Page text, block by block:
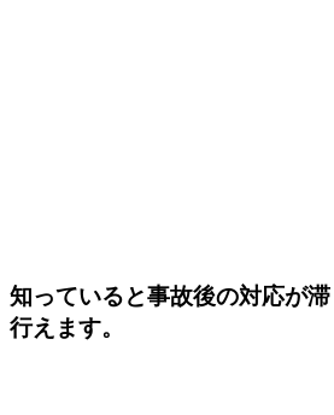
知っていると事故後の対応が
行えます。